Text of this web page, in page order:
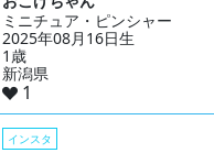
ミニチュア・ピンシャー
2025年08月16日生
1歳
新潟県
1
インスタ